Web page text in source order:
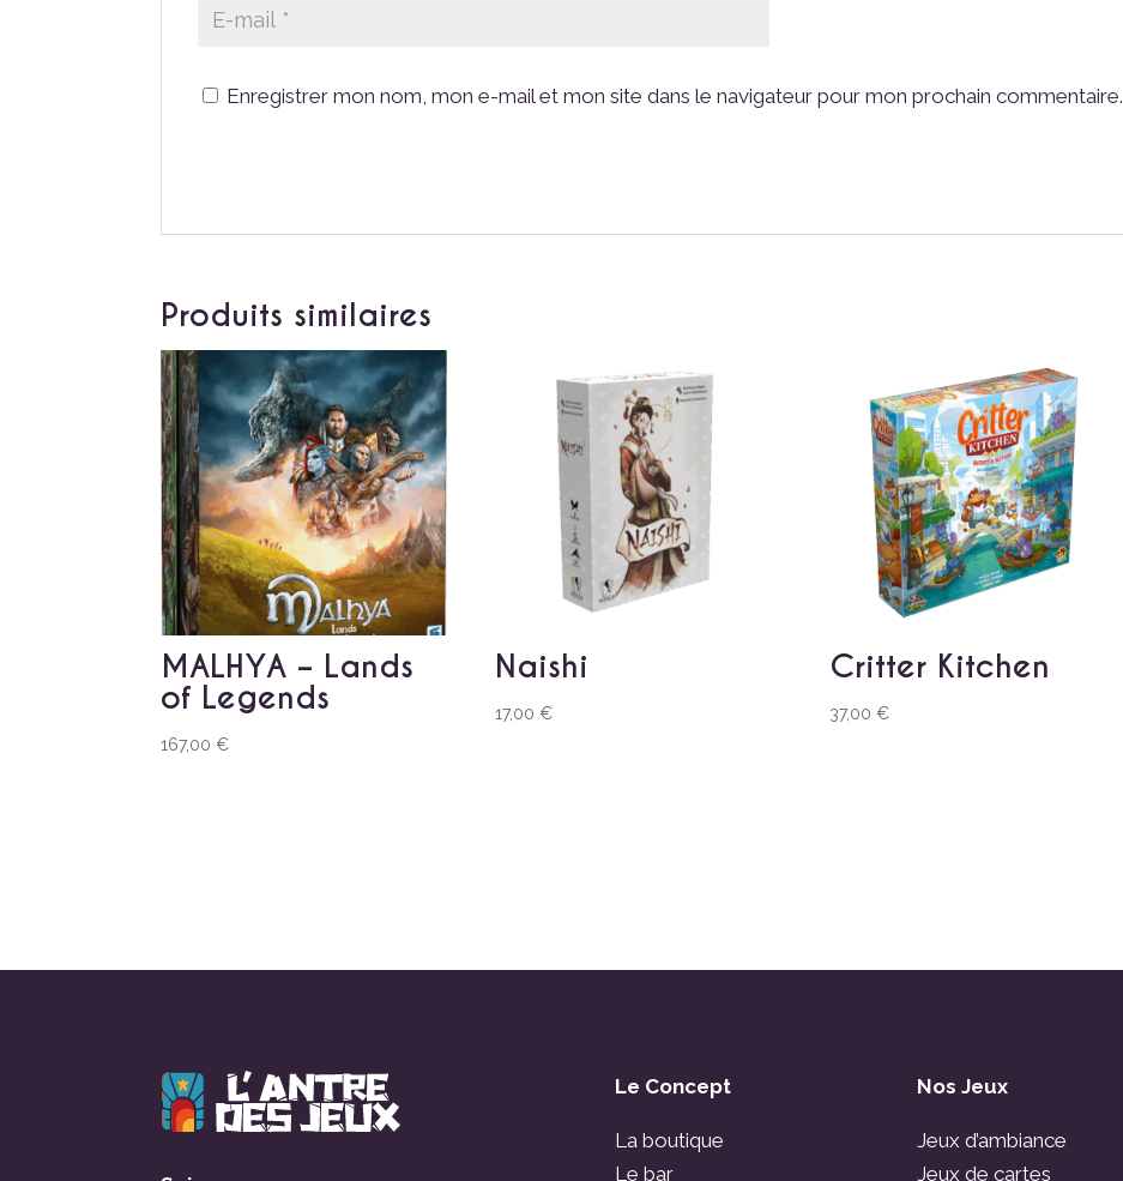
Enregistrer mon nom, mon e-mail et mon site dans le navigateur pour mon prochain commentaire.
Produits similaires
MALHYA – Lands
of Legends
167,00€
Naishi
17,00€
Critter Kitchen
37,00€
Le Concept
La boutique
Le bar
Nos Jeux
Jeux d’ambiance
Jeux de cartes